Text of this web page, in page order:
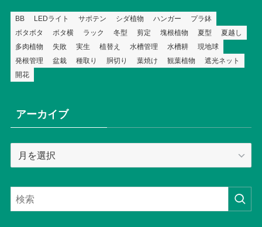
BB LEDライト サボテン シダ植物 ハンガー
プラ鉢
ボタボタ
ボタ横 ラック 冬型 剪定 塊根植物 夏型
夏越し
多肉植物
失敗 実生 植替え 水槽管理 水槽耕
現地球
発根管理
盆栽 種取り 胴切り 葉焼け 観葉植物
遮光ネット
開花
アーカイブ
ー
イ